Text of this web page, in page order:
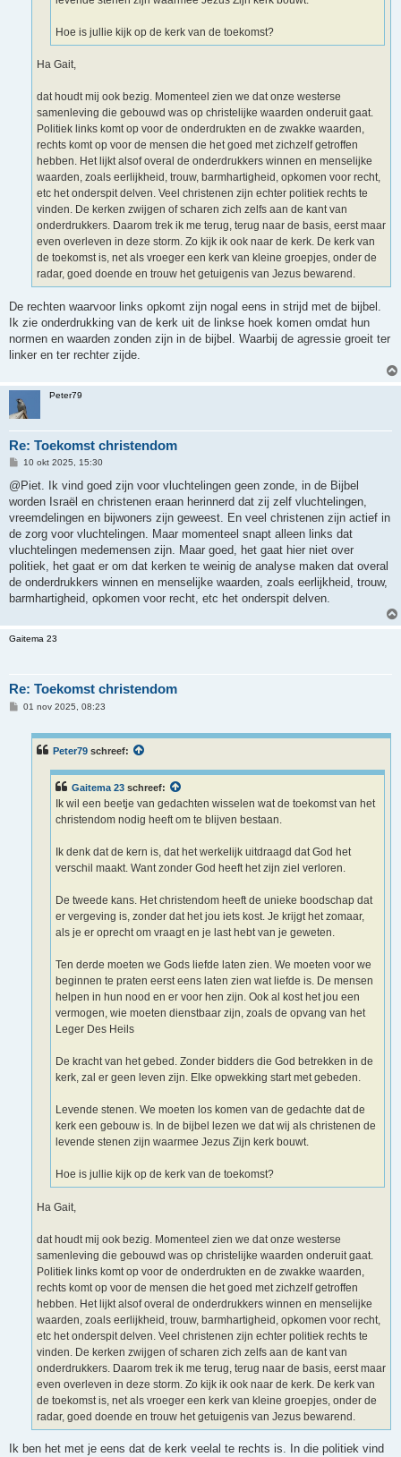
Hoe is jullie kijk op de kerk van de toekomst?
Ha Gait,
dat houdt mij ook bezig. Momenteel zien we dat onze westerse
samenleving die gebouwd was op christelijke waarden onderuit gaat.
Politiek links komt op voor de onderdrukten en de zwakke waarden,
rechts komt op voor de mensen die het goed met zichzelf getroffen
hebben. Het lijkt alsof overal de onderdrukkers winnen en menselijke
waarden, zoals eerlijkheid, trouw, barmhartigheid, opkomen voor recht,
etc het onderspit delven. Veel christenen zijn echter politiek rechts te
vinden. De kerken zwijgen of scharen zich zelfs aan de kant van
onderdrukkers. Daarom trek ik me terug, terug naar de basis, eerst maar
even overleven in deze storm. Zo kijk ik ook naar de kerk. De kerk van
de toekomst is, net als vroeger een kerk van kleine groepjes, onder de
radar, goed doende en trouw het getuigenis van Jezus bewarend.
De rechten waarvoor links opkomt zijn nogal eens in strijd met de bijbel.
Ik zie onderdrukking van de kerk uit de linkse hoek komen omdat hun
normen en waarden zonden zijn in de bijbel. Waarbij de agressie groeit ter
linker en ter rechter zijde.
Peter79
Re: Toekomst christendom
B
r
c
h
10 okt 2025, 15:30
@Piet. Ik vind goed zijn voor vluchtelingen geen zonde, in de Bijbel
worden Israël en christenen eraan herinnerd dat zij zelf vluchtelingen,
vreemdelingen en bijwoners zijn geweest. En veel christenen zijn actief in
de zorg voor vluchtelingen. Maar momenteel snapt alleen links dat
vluchtelingen medemensen zijn. Maar goed, het gaat hier niet over
politiek, het gaat er om dat kerken te weinig de analyse maken dat overal
de onderdrukkers winnen en menselijke waarden, zoals eerlijkheid, trouw,
barmhartigheid, opkomen voor recht, etc het onderspit delven.
Gaitema 23
Re: Toekomst christendom
B01 nov 2025, 08:23
Peter79 schreef:
Gaitema 23 schreef:
Ik wil een beetje van gedachten wisselen wat de toekomst van het
christendom nodig heeft om te blijven bestaan.
Ik denk dat de kern is, dat het werkelijk uitdraagd dat God het
verschil maakt. Want zonder God heeft het zijn ziel verloren.
De tweede kans. Het christendom heeft de unieke boodschap dat
er vergeving is, zonder dat het jou iets kost. Je krijgt het zomaar,
als je er oprecht om vraagt en je last hebt van je geweten.
Ten derde moeten we Gods liefde laten zien. We moeten voor we
beginnen te praten eerst eens laten zien wat liefde is. De mensen
helpen in hun nood en er voor hen zijn. Ook al kost het jou een
vermogen, wie moeten dienstbaar zijn, zoals de opvang van het
Leger Des Heils
De kracht van het gebed. Zonder bidders die God betrekken in de
kerk, zal er geen leven zijn. Elke opwekking start met gebeden.
Levende stenen. We moeten los komen van de gedachte dat de
kerk een gebouw is. In de bijbel lezen we dat wij als christenen de
levende stenen zijn waarmee Jezus Zijn kerk bouwt.
Hoe is jullie kijk op de kerk van de toekomst?
Ha Gait,
dat houdt mij ook bezig. Momenteel zien we dat onze westerse
samenleving die gebouwd was op christelijke waarden onderuit gaat.
Politiek links komt op voor de onderdrukten en de zwakke waarden,
rechts komt op voor de mensen die het goed met zichzelf getroffen
hebben. Het lijkt alsof overal de onderdrukkers winnen en menselijke
waarden, zoals eerlijkheid, trouw, barmhartigheid, opkomen voor recht,
etc het onderspit delven. Veel christenen zijn echter politiek rechts te
vinden. De kerken zwijgen of scharen zich zelfs aan de kant van
onderdrukkers. Daarom trek ik me terug, terug naar de basis, eerst maar
even overleven in deze storm. Zo kijk ik ook naar de kerk. De kerk van
de toekomst is, net als vroeger een kerk van kleine groepjes, onder de
radar, goed doende en trouw het getuigenis van Jezus bewarend.
Ik ben het met je eens dat de kerk veelal te rechts is. In die politiek vind